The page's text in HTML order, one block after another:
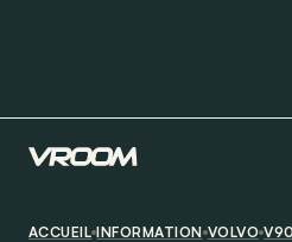
ACCUEIL INFORMATION VOLVO